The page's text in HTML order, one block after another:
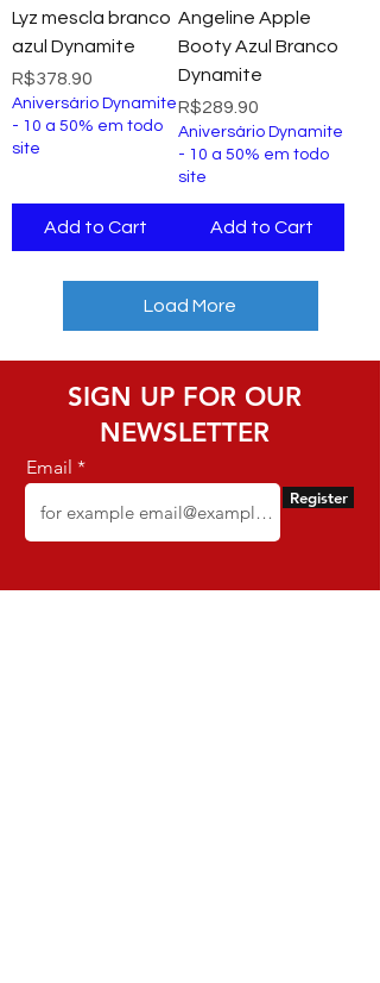
Lyz mescla branco
azul Dynamite
Price
R$378.90
Aniversário Dynamite
- 10 a 50% em todo
site
Add to Cart
Angeline Apple
Booty Azul Branco
Dynamite
Price
R$289.90
Aniversário Dynamite
- 10 a 50% em todo
site
Add to Cart
Load More
SIGN UP FOR OUR
NEWSLETTER
Email
Register